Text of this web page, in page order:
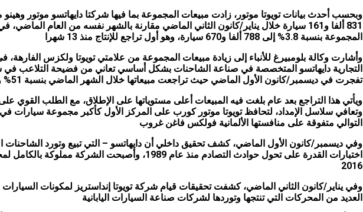
831 ألفا و161 سيارة خلال يناير/كانون الثاني الماضي مقارنة بالشهر نفسه من العام
المجموعة بنسبة 3.8% إلى 788 ألفا و670 سيارة، وهو أول تراجع للإنتاج منذ 13 شهرا
وأشارت وكالة بلومبيرغ للأنباء إلى زيادة مبيعات المجموعة من علامتي تويوتا ولكزس الفارهة،
التجارية دايهاتسو المتخصصة في صناعة الشاحنات بشكل أساسي تعاني من فضيحة التلاعب في
تفجرت في ديسمبر/كانون الأول الماضي حيث تراجعت مبيعاتها خلال الشهر الماضي بنسبة 51% والإنتاج بنسبة 68% سنويا
ويأتي هذا التراجع بعد عام بلغت فيه المبيعات أعلى مستوياتها على الإطلاق، مع الطلب القوي
وتعافي سلاسل الإمداد، لتحافظ تويوتا موتور كورب على المركز الأول كأكبر مجموعة سيارات في
التوالي متفوقة على منافستها الألمانية فولكس فاغن غروب
وفي ديسمبر/كانون الأول الماضي، كشف تحقيق داخلي أن دايهاتسو – التي تبيع وتورد الشاحنات
اختبارات القدرة على تحول حوادث التصادم منذ عام 1989، وأصبحت
2016
وفي يناير/كانون الثاني الماضي، كشفت تحقيقات قيام شركة تويوتا إنداستريز لمكونات
العديد من المحركات التي تنتجها وتوردها لشركات صناعة السيارات اليابانية